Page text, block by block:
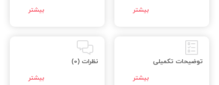
توضیحات تکمیلی نظرات (0)